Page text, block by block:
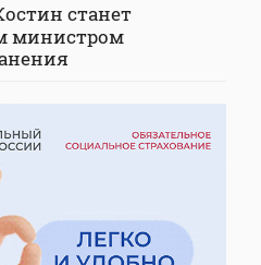
станет
министром